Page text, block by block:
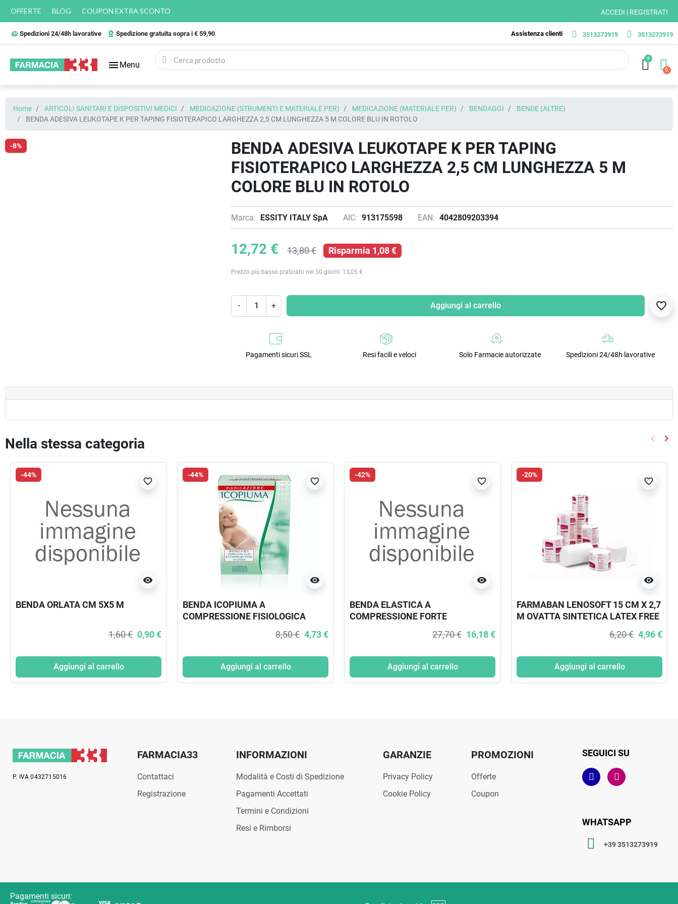
OFFERTE BLOG COUPON EXTRA SCONTO ACCEDI | REGISTRATI
Spedizioni 24/48h lavorative Spedizione gratuita sopra i € 59,90 Assistenza clienti 3513273919 3513273919
menu Menu
0
Home ARTICOLI SANITARI E DISPOSITIVI MEDICI MEDICAZIONE (STRUMENTI E MATERIALE PER) MEDICAZIONE (MATERIALE PER) BENDAGGI
BENDE (ALTRE)
BENDA ADESIVA LEUKOTAPE K PER TAPING FISIOTERAPICO LARGHEZZA 2,5 CM LUNGHEZZA 5 M COLORE BLU IN ROTOLO
-8%
BENDA ADESIVA LEUKOTAPE K PER TAPING
FISIOTERAPICO LARGHEZZA 2,5 CM LUNGHEZZA 5 M
COLORE BLU IN ROTOLO
Marca: ESSITY ITALY SpA AIC: 913175598 EAN: 4042809203394
12,72 € 13,80 € Risparmia 1,08 €
Prezzo più basso praticato nei 30 giorni: 13,05 €
- + Aggiungi al carrello favorite_border
Pagamenti sicuri SSL Resi facili e veloci Solo Farmacie autorizzate Spedizioni 24/48h lavorative
Nella stessa categoria keyboard_arrow_left keyboard_arrow_right
-44%
visibility
favorite_border
BENDA ORLATA CM 5X5 M
1,60 € 0,90 €
Aggiungi al carrello
-44%
visibility
favorite_border
BENDA ICOPIUMA A
COMPRESSIONE FISIOLOGICA
8,50 € 4,73 €
Aggiungi al carrello
-42%
visibility
favorite_border
BENDA ELASTICA A
COMPRESSIONE FORTE
LUNGHEZZA IN ESTENSIONE 7M
27,70 € 16,18 €
Aggiungi al carrello
-20%
visibility
favorite_border
FARMABAN LENOSOFT 15 CM X 2,7
M OVATTA SINTETICA LATEX FREE
6,20 € 4,96 €
Aggiungi al carrello
P. IVA 0432715016
FARMACIA33
Contattaci
Registrazione
INFORMAZIONI
Modalità e Costi di Spedizione
Pagamenti Accettati
Termini e Condizioni
Resi e Rimborsi
GARANZIE
Privacy Policy
Cookie Policy
PROMOZIONI
Offerte
Coupon
SEGUICI SU
WHATSAPP
+39 3513273919
Pagamenti sicuri: